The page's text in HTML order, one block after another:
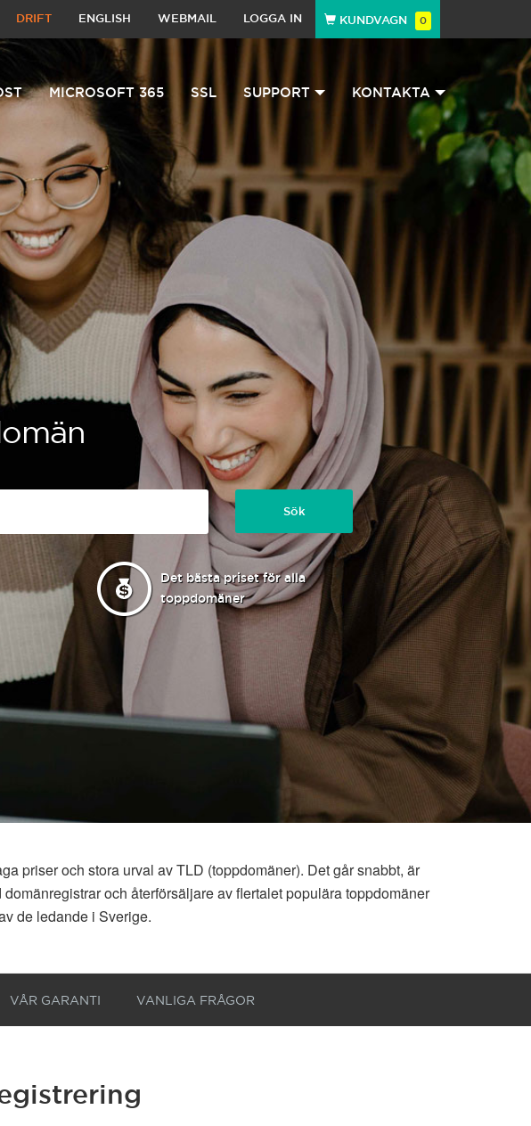
DRIFT ENGLISH WEBMAIL LOGGA IN KUNDVAGN 0
MICROSOFT 365 SSL SUPPORT KONTAKTA
Sök
Det bästa priset för alla
toppdomäner
priser och stora urval av TLD (toppdomäner). Det går snabbt, är
och återförsäljare av flertalet populära toppdomäner
de ledande i Sverige.
VÅR GARANTI VANLIGA FRÅGOR